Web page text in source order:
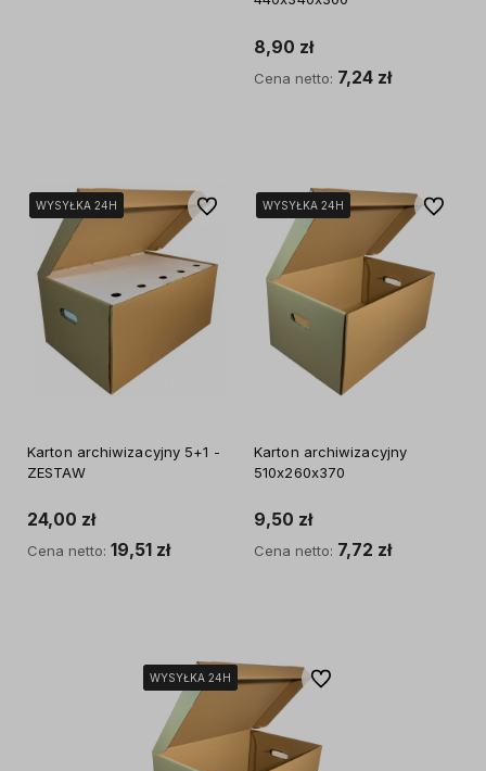
8,90 zł
Cena netto: 7,24 zł
WYSYŁKA 24H
WYSYŁKA 24H
WYSYŁKA 24H
Karton archiwizacyjny 5+1 -
ZESTAW
24,00 zł
Cena netto: 19,51 zł
Do ulubionychWYSYŁKA 24H
WYSYŁKA 24H
WYSYŁKA 24H
Karton archiwizacyjny
510x260x370
9,50 zł
Cena netto: 7,72 zł
Do
WYSYŁKA 24H
WYSYŁKA 24H
WYSYŁKA 24H
WYSYŁKA 24H Do ulubionych